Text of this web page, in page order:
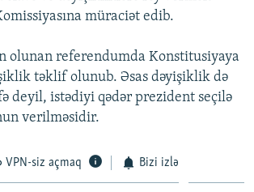
STANDARTLARIMIZ
MOBIL TELEFONUNUZDA
saytları
müraciət edib.
olunan referendumda Konstitusiyaya
təklif olunub. Əsas dəyişiklik də
deyil, istədiyi qədər prezident seçilə
verilməsidir.
VPN-siz açmaq Bizi izlə